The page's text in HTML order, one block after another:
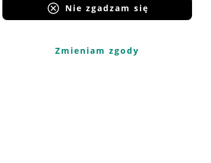
Nie zgadzam się
Zmieniam zgody